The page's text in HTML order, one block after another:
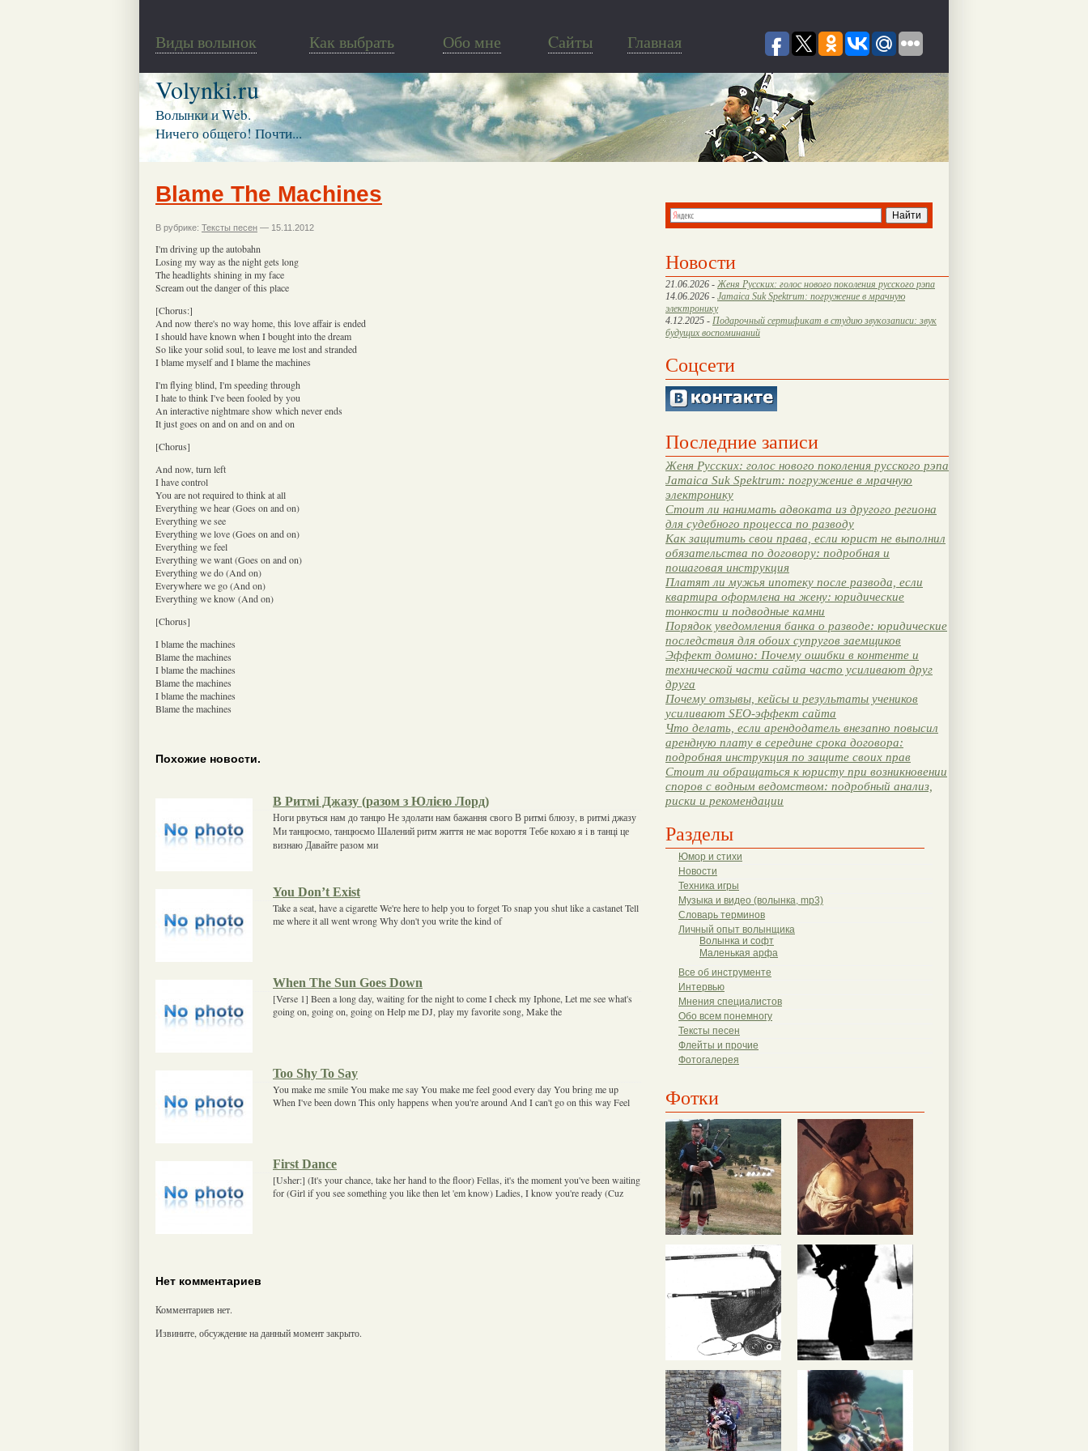
Виды волынок Как выбрать Обо мне Cайты Главная
Volynki.ru
Волынки и Web.
Ничего общего! Почти...
Новости
21.06.2026 - Женя Русских: голос нового поколения русского рэпа
14.06.2026 - Jamaica Suk Spektrum: погружение в мрачную
электронику
4.12.2025 - Подарочный сертификат в студию звукозаписи: звук
будущих воспоминаний
Соцсети
Последние записи
Женя Русских: голос нового поколения русского рэпа
Jamaica Suk Spektrum: погружение в мрачную
электронику
Стоит ли нанимать адвоката из другого региона
для судебного процесса по разводу
Как защитить свои права, если юрист не выполнил
обязательства по договору: подробная и
пошаговая инструкция
Платят ли мужья ипотеку после развода, если
квартира оформлена на жену: юридические
тонкости и подводные камни
Порядок уведомления банка о разводе: юридические
последствия для обоих супругов заемщиков
Эффект домино: Почему ошибки в контенте и
технической части сайта часто усиливают друг
друга
Почему отзывы, кейсы и результаты учеников
усиливают SEO-эффект сайта
Что делать, если арендодатель внезапно повысил
арендную плату в середине срока договора:
подробная инструкция по защите своих прав
Стоит ли обращаться к юристу при возникновении
споров с водным ведомством: подробный анализ,
риски и рекомендации
Разделы
Юмор и стихи
Новости
Техника игры
Музыка и видео (волынка, mp3)
Словарь терминов
Личный опыт волынщика
Волынка и софт
Маленькая арфа
Все об инструменте
Интервью
Мнения специалистов
Обо всем понемногу
Тексты песен
Флейты и прочие
Фотогалерея
Фотки
Blame The Machines
В рубрике: Тексты песен — 15.11.2012
I'm driving up the autobahn
Losing my way as the night gets long
The headlights shining in my face
Scream out the danger of this place
[Chorus:]
And now there's no way home, this love affair is ended
I should have known when I bought into the dream
So like your solid soul, to leave me lost and stranded
I blame myself and I blame the machines
I'm flying blind, I'm speeding through
I hate to think I've been fooled by you
An interactive nightmare show which never ends
It just goes on and on and on and on
[Chorus]
And now, turn left
I have control
You are not required to think at all
Everything we hear (Goes on and on)
Everything we see
Everything we love (Goes on and on)
Everything we feel
Everything we want (Goes on and on)
Everything we do (And on)
Everywhere we go (And on)
Everything we know (And on)
[Chorus]
I blame the machines
Blame the machines
I blame the machines
Blame the machines
I blame the machines
Blame the machines
Похожие новости.
В Ритмі Джазу (разом з Юлією Лорд)
Ноги рвуться нам до танцю Не здолати нам бажання свого В ритмі блюзу, в ритмі джазу
Ми танцюємо, танцюємо Шалений ритм життя не має вороття Тебе кохаю я і в танці це
визнаю Давайте разом ми
You Don’t Exist
Take a seat, have a cigarette We're here to help you to forget To snap you shut like a castanet Tell
me where it all went wrong Why don't you write the kind of
When The Sun Goes Down
[Verse 1] Been a long day, waiting for the night to come I check my Iphone, Let me see what's
going on, going on, going on Help me DJ, play my favorite song, Make the
Too Shy To Say
You make me smile You make me say You make me feel good every day You bring me up
When I've been down This only happens when you're around And I can't go on this way Feel
First Dance
[Usher:] (It's your chance, take her hand to the floor) Fellas, it's the moment you've been waiting
for (Girl if you see something you like then let 'em know) Ladies, I know you're ready (Cuz
Нет комментариев
Комментариев нет.
Извините, обсуждение на данный момент закрыто.